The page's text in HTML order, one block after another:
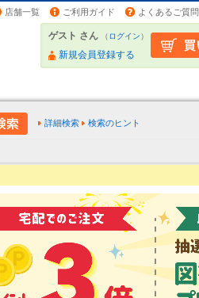
店舗一覧 ご利用ガイド よくあるご質問
ゲスト さん （ログイン）
新規会員登録する
詳細検索 検索のヒント